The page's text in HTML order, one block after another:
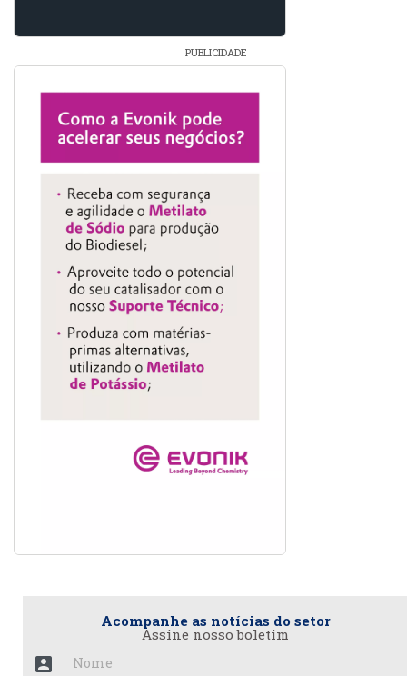
PUBLICIDADE
Acompanhe as notícias do setor
Assine nosso boletim
account_box